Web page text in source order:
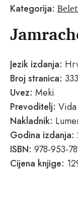
Kategorija:
Jezik izdanja:
Broj stranica: 333
Uvez: Meki
Prevoditelj:
Nakladnik:
Godina izdanja:
ISBN: 978-953-
Cijena knjige: